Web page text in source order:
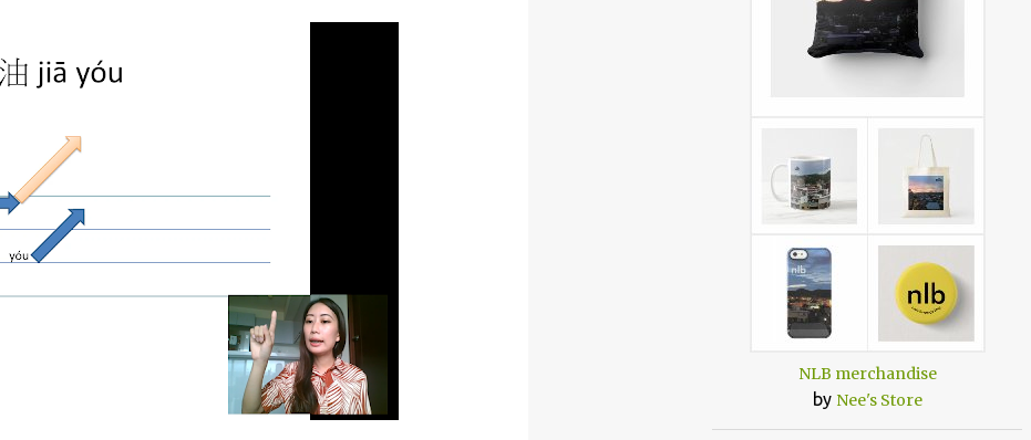
NLB merchandise
by Nee's Store